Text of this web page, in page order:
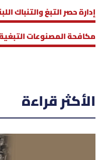
إدارة حصر التبغ والتنباك
مكافحة المصنوعات
الأكثر قراءة